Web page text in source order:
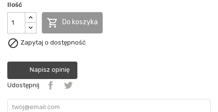
Ilość
 Do koszyka
 Zapytaj o dostępność
Napisz opinię
Udostępnij